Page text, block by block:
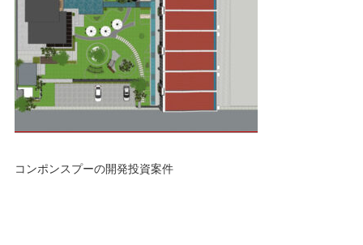
コンポンスプーの開発投資案件